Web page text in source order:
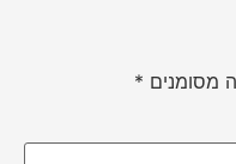
מסומנים *